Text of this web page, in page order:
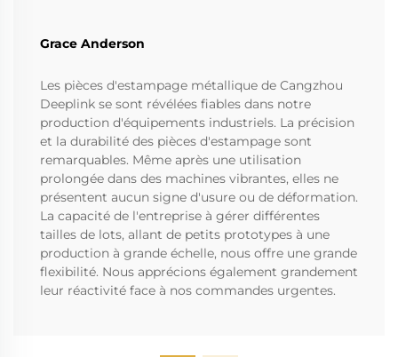
Grace Anderson
Les pièces d'estampage métallique de Cangzhou
Deeplink se sont révélées fiables dans notre
production d'équipements industriels. La précision
et la durabilité des pièces d'estampage sont
remarquables. Même après une utilisation
prolongée dans des machines vibrantes, elles ne
présentent aucun signe d'usure ou de déformation.
La capacité de l'entreprise à gérer différentes
tailles de lots, allant de petits prototypes à une
production à grande échelle, nous offre une grande
flexibilité. Nous apprécions également grandement
leur réactivité face à nos commandes urgentes.